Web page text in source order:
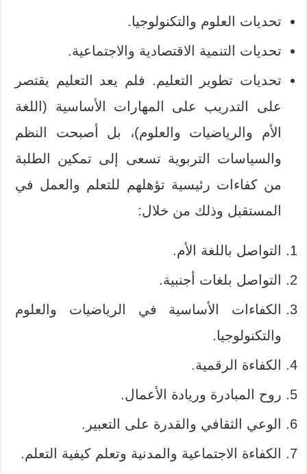
تحديات العلوم والتكنولوجيا.
تحديات التنمية الاقتصادية والاجتماعية.
تحديات تطوير التعليم. فلم يعد التعليم يقتصر
على التدريب على المهارات الأساسية (اللغة
الأم والرياضيات والعلوم)، بل أصبحت النظم
والسياسات التربوية تسعى إلى تمكين الطلبة
من كفاءات رئيسية تؤهلهم للتعلم والعمل في
المستقبل وذلك من خلال:
التواصل باللغة الأم.
التواصل بلغات أجنبية.
الكفاءات الأساسية في الرياضيات والعلوم
والتكنولوجيا.
الكفاءة الرقمية.
روح المبادرة وريادة الأعمال.
الوعي الثقافي والقدرة على التعبير.
الكفاءة الاجتماعية والمدنية وتعلم كيفية التعلم.